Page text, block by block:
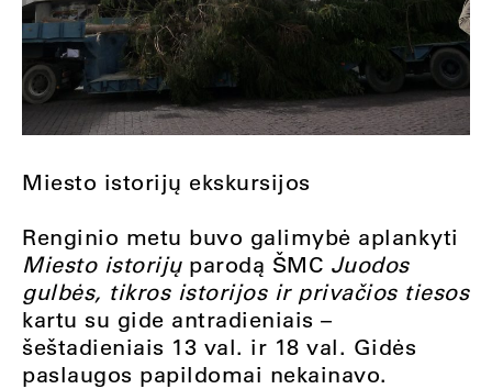
Miesto istorijų ekskursijos
Renginio metu buvo galimybė aplankyti
Miesto istorijųparodą ŠMC Juodos
gulbės, tikros istorijos ir privačios tiesos
kartu su gide antradieniais –
šeštadieniais 13 val. ir 18 val. Gidės
paslaugos papildomai nekainavo.